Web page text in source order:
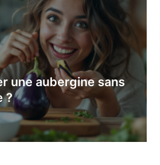
une aubergine sans
?